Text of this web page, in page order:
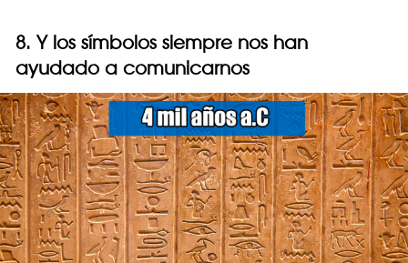
8. Y los símbolos siempre nos han
ayudado a comunicarnos